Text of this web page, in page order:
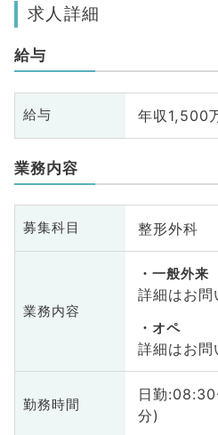
求人詳細
給与
給与 年収1,500
業務内容
募集科目 整形外科
業務内容
一般外来
詳細はお問
オペ
詳細はお問
勤務時間
日勤
分)